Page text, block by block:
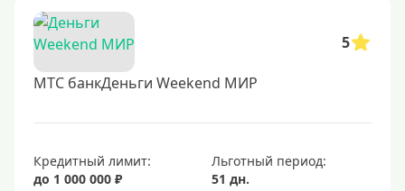
5
МТС банкДеньги Weekend МИР
Кредитный лимит:
до 1 000 000 ₽
Льготный период:
51 дн.